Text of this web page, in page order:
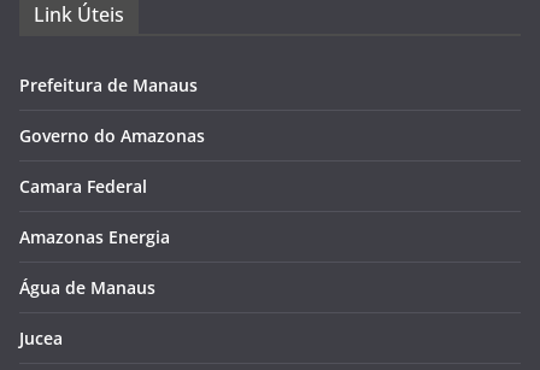
Link Úteis
Prefeitura de Manaus
Governo do Amazonas
Camara Federal
Amazonas Energia
Água de Manaus
Jucea